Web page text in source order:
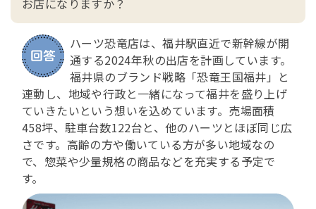
お店になりますか？
ハーツ恐竜店は、福井駅直近で新幹線が開
通する2024年秋の出店を計画しています。
福井県のブランド戦略「恐竜王国福井」と
連動し、地域や行政と一緒になって福井を盛り上げ
ていきたいという想いを込めています。売場面積
458坪、駐車台数122台と、他のハーツとほぼ同じ広
さです。高齢の方や働いている方が多い地域なの
で、惣菜や少量規格の商品などを充実する予定で
す。